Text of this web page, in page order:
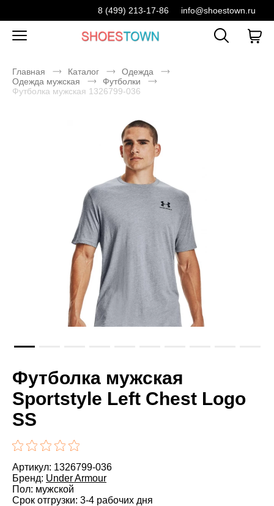
8 (499) 213-17-86 info@shoestown.ru
Главная Каталог
Одежда
Одежда мужская
Футболки
Футболка мужская 1326799-036
Футболка мужская
Sportstyle Left Chest Logo
SS
Артикул: 1326799-036
Бренд: Under Armour
Пол: мужской
Срок отгрузки: 3-4 рабочих дня